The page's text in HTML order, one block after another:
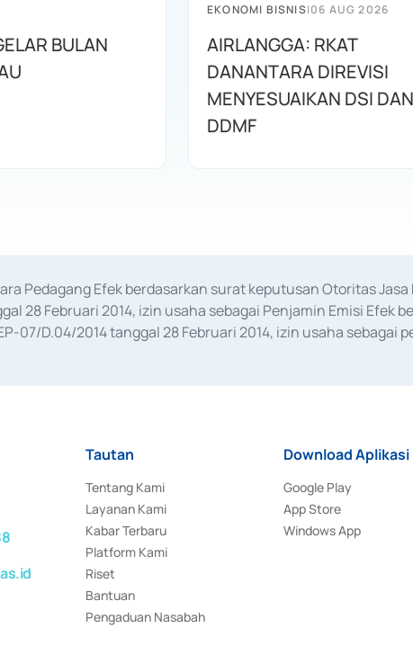
BULAN
EKONOMI BISNIS|06 AUG 2026
AIRLANGGA: RKAT
DANANTARA DIREVISI
MENYESUAIKAN DSI DAN
DDMF
Pedagang Efek berdasarkan surat keputusan Otoritas
28 Februari 2014, izin usaha sebagai Penjamin Emisi
07/D.04/2014 tanggal 28 Februari 2014, izin usaha sebagai
Tautan
Tentang Kami
Layanan Kami
Kabar Terbaru
Platform Kami
Riset
Bantuan
Pengaduan Nasabah
Download Aplikasi
Google Play
App Store
Windows App